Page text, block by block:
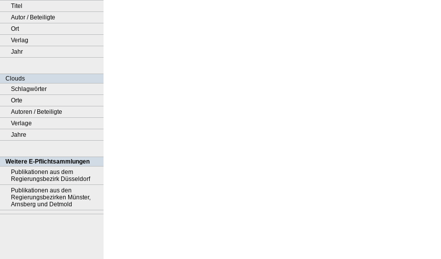
Titel
Autor / Beteiligte
Ort
Verlag
Jahr
Clouds
Schlagwörter
Orte
Autoren / Beteiligte
Verlage
Jahre
Weitere E-Pflichtsammlungen
Publikationen aus dem
Regierungsbezirk Düsseldorf
Publikationen aus den
Regierungsbezirken Münster,
Arnsberg und Detmold